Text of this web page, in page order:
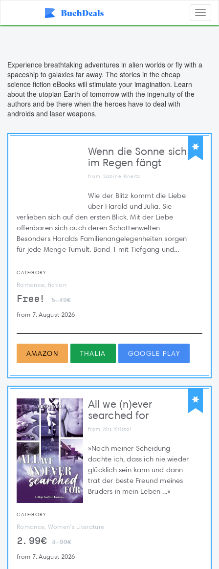
Experience breathtaking adventures in alien worlds or fly with a
spaceship to galaxies far away. The stories in the cheap
science fiction eBooks will stimulate your imagination. Learn
about the utopian Earth of tomorrow with the ingenuity of the
authors and be there when the heroes have to deal with
androids and laser weapons.
Wenn die Sonne sich
im Regen fängt
from Sabine Kneitz
Wie der Blitz kommt die Liebe
über Harald und Julia. Sie
verlieben sich auf den ersten Blick. Mit der Liebe
offenbaren sich auch deren Schattenwelten.
Besonders Haralds Familienangelegenheiten sorgen
für jede Menge Tumult. Band 1 mit Tiefgang und...
CATEGORY
Romance, fiction
Free! 5.49€
from 7. August 2026
AMAZON THALIA GOOGLE PLAY
All we (n)ever
searched for
from Mrs Kristal
»Nach meiner Scheidung
dachte ich, dass ich nie wieder
glücklich sein kann und dann
trat der beste Freund meines
Bruders in mein Leben ...«
CATEGORY
Romance, Women's Literature
2.99€ 3.99€
from 7. August 2026